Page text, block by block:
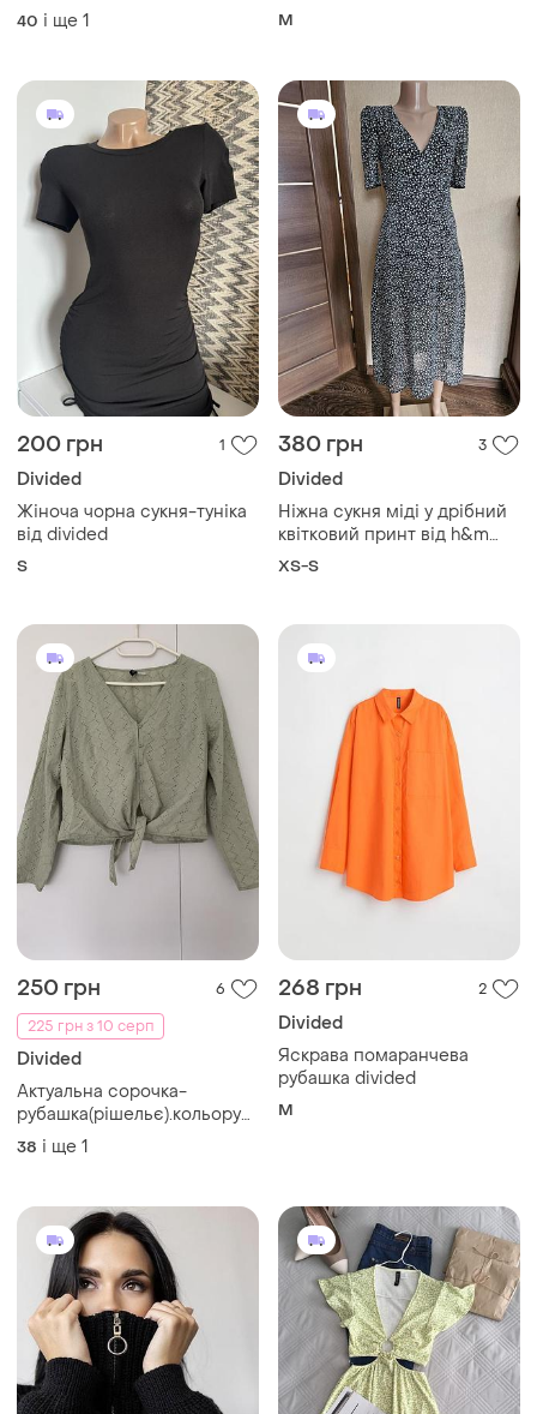
40 і ще 1 M
200 грн 1
Divided
Жіноча чорна сукня-туніка
від divided
S
380 грн 3
Divided
Ніжна сукня міді у дрібний
квітковий принт від h&m
(divided)
XS-S
250 грн
6
225 грн з 10 серп
Divided
Актуальна сорочка-
рубашка(рішельє).кольору
холодної м’яти.
38 і ще 1
268 грн 2
Divided
Яскрава помаранчева
рубашка divided
M